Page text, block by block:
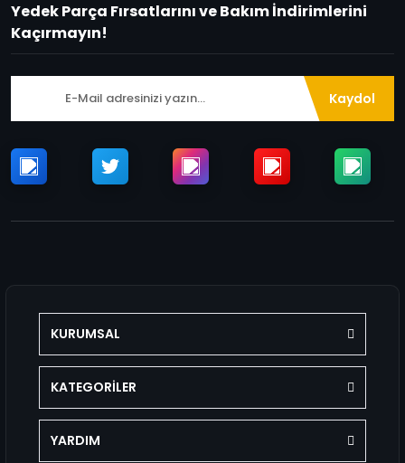
Yedek Parça Fırsatlarını ve Bakım İndirimlerini
Kaçırmayın!
Kaydol
KURUMSAL
KATEGORİLER
YARDIM